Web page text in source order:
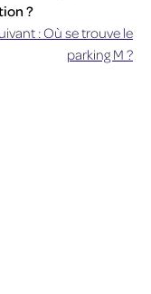
?
n’est pas
plus tôt que
:Où se trouve le
parking M ?